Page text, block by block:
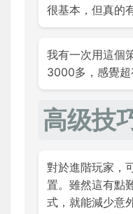
很基本，但真的
我有一次用這個
3000多，感覺超
高级技
對於進階玩家，
置。雖然這有點
式，就能減少意外